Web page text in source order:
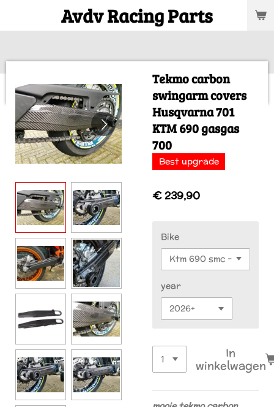
Avdv Racing Parts
Tekmo carbon
swingarm covers
Husqvarna 701
KTM 690 gasgas
700
Best upgrade
€ 239,90
Bike
year
In
winkelwagen